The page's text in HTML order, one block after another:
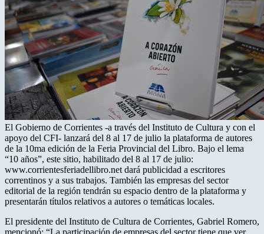
El Gobierno de Corrientes -a través del Instituto de Cultura y con el
apoyo del CFI- lanzará del 8 al 17 de julio la plataforma de autores
de la 10ma edición de la Feria Provincial del Libro. Bajo el lema
“10 años”, este sitio, habilitado del 8 al 17 de julio:
www.corrientesferiadellibro.net dará publicidad a escritores
correntinos y a sus trabajos. También las empresas del sector
editorial de la región tendrán su espacio dentro de la plataforma y
presentarán títulos relativos a autores o temáticas locales.
El presidente del Instituto de Cultura de Corrientes, Gabriel Romero,
mencionó: “La participación de empresas del sector tiene que ver